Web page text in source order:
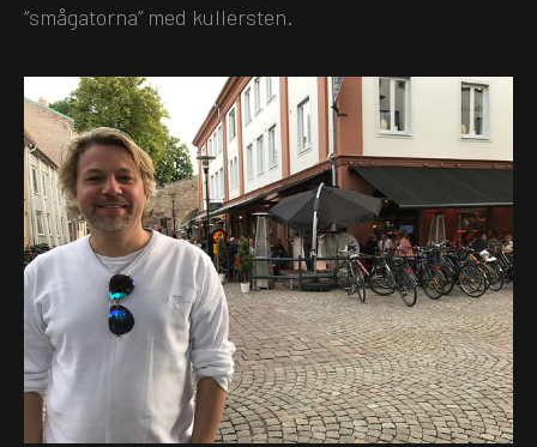
“smågatorna” med kullersten.